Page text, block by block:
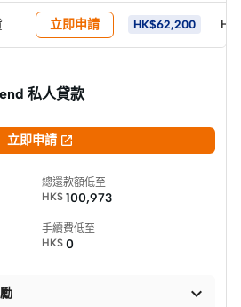
立即申請 HK$62,200
私人貸款
立即申請 
總還款額低至
HK$ 100,973
手續費低至
HK$ 0
